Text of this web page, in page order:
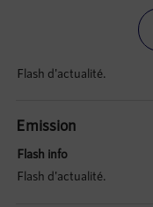
Flash d'actualité.
Emission
Flash info
Flash d'actualité.